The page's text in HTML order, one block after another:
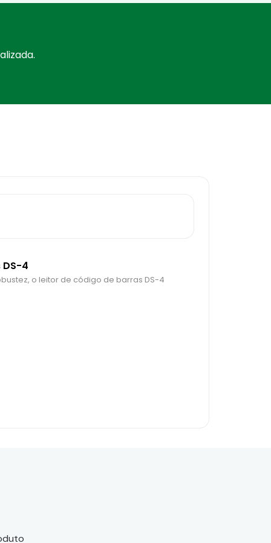
4
o leitor de código de barras DS-4